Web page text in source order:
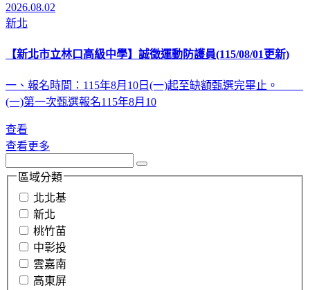
2026.08.02
新北
【新北市立林口高級中學】誠徵運動防護員(115/08/01更新)
一、報名時間：115年8月10日(一)起至缺額甄選完畢止。
(一)第一次甄選報名115年8月10
查看
查看更多
區域分類
北北基
新北
桃竹苗
中彰投
雲嘉南
高東屏